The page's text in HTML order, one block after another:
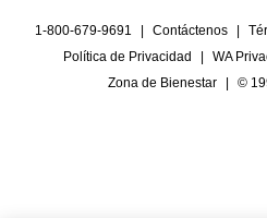
1-800-679-9691 Contáctenos
Política de Privacidad
WA
Zona de Bienestar
©